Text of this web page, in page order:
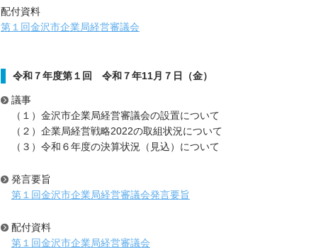
配付資料
第１回金沢市企業局経営審議会
令和７年度第１回 令和７年11月７日（金）
議事
（１）金沢市企業局経営審議会の設置について
（２）企業局経営戦略2022の取組状況について
（３）令和６年度の決算状況（見込）について
発言要旨
第１回金沢市企業局経営審議会発言要旨
配付資料
第１回金沢市企業局経営審議会